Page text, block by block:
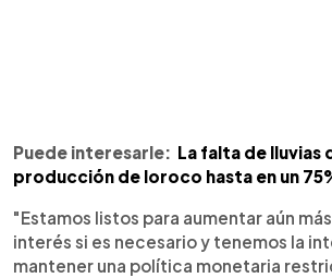
Puede interesarle: La falta de lluvias
producción de loroco hasta en un
"Estamos listos para aumentar aún
interés si es necesario y tenemos la
mantener una política monetaria